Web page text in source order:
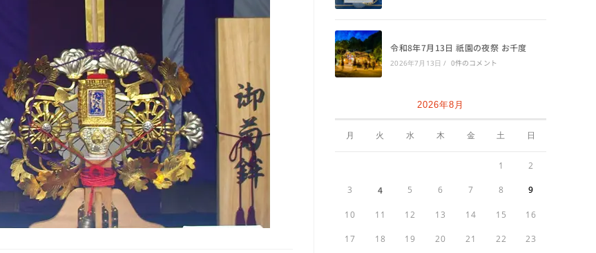
令和8年7月13日 祇園の夜祭 お千度
2026年7月13日 / 0件のコメント
2026年8月
月 火 水 木 金 土 日
1 2
3 4 5 6 7 8 9
10 11 12 13 14 15 16
17 18 19 20 21 22 23